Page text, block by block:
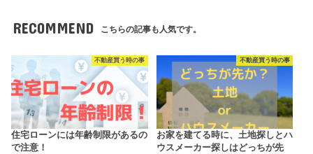
RECOMMEND こちらの記事も人気です。
不動産買う時の事
住宅ローンには年齢制限があるの
で注意！
不動産買う時の事
お家を建てる時に、土地探しとハ
ウスメーカー探しはどっちが先